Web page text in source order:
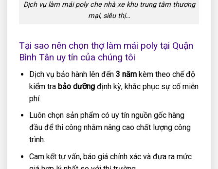
Dịch vụ làm mái poly che nhà xe khu trung tâm thương
mại, siêu thị…
Tại sao nên chọn thợ làm mái poly tại Quận
Bình Tân uy tín của chúng tôi
Dịch vụ bảo hành lên đến 3 nămkèm theo chế độ
kiểm tra bảo dưỡngđịnh kỳ, khắc phục sự cố miễn
phí.
Luôn chọn sản phẩm có uy tín nguồn gốc hàng
đầu để thi công nhằm nâng cao chất lượng công
trình.
Cam kết tư vấn, báo giá chính xác và đưa ra mức